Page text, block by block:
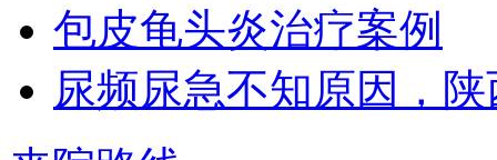
包皮龟头炎治疗案例
尿频尿急不知原因，